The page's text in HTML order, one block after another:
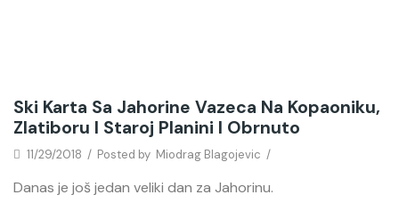
Ski Karta Sa Jahorine Vazeca Na Kopaoniku,
Zlatiboru I Staroj Planini I Obrnuto
11/29/2018 / Posted by Miodrag Blagojevic /
Danas je još jedan veliki dan za Jahorinu.